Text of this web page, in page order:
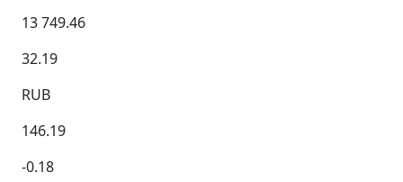
13 749.46
32.19
RUB
146.19
-0.18